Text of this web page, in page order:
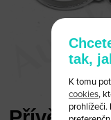
tak,
K tomu
cookies,